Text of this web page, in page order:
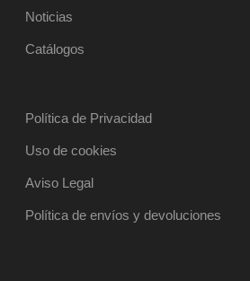
Noticias
Catálogos
Política de Privacidad
Uso de cookies
Aviso Legal
Política de envíos y devoluciones